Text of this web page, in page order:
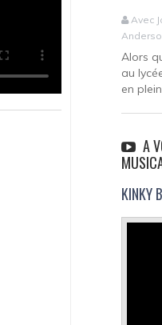
Avec
Alors
au
en
A
KINKY